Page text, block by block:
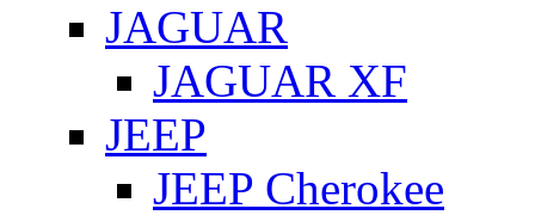
JAGUAR
JAGUAR XF
JEEP
JEEP Cherokee